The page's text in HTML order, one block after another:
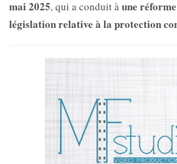
mai 2025, qui a conduit à une
législation relative à la protection